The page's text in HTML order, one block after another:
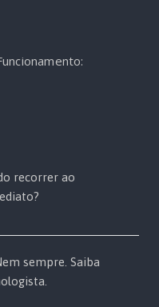
recorrer ao
sempre. Saiba